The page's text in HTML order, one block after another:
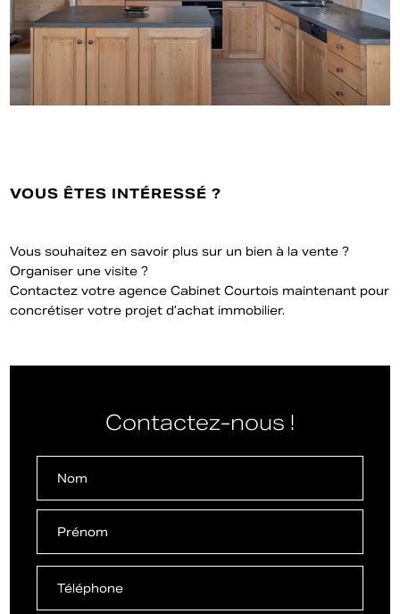
VOUS ÊTES INTÉRESSÉ ?
Vous souhaitez en savoir plus sur un bien à la vente ?
Organiser une visite ?
Contactez votre agence Cabinet Courtois maintenant pour
concrétiser votre projet d’achat immobilier.
Contactez-nous !